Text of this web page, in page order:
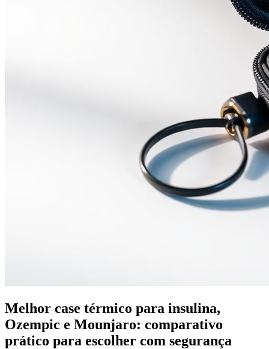
Melhor case térmico para insulina,
Ozempic e Mounjaro: comparativo
prático para escolher com segurança